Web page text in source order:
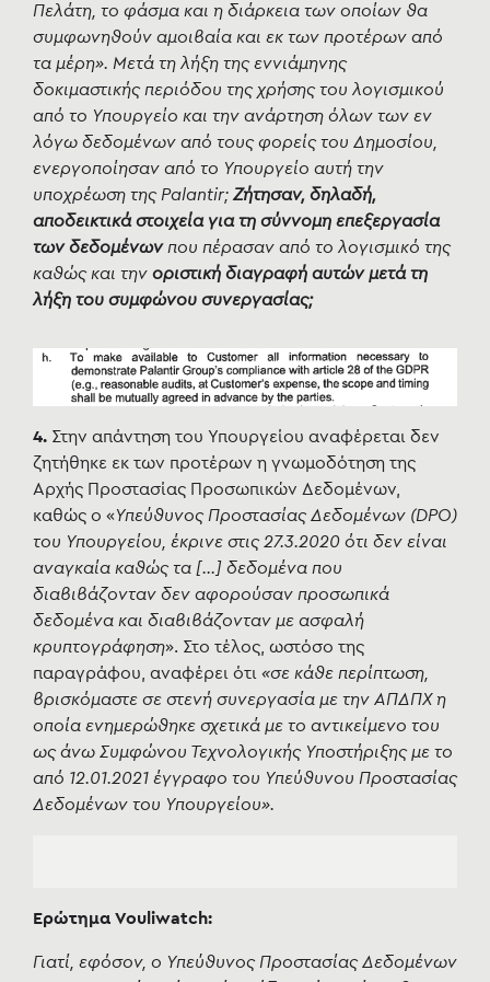
Πελάτη, το φάσμα και η διάρκεια των οποίων θα
συμφωνηθούν αμοιβαία και εκ των προτέρων από
τα μέρη». Μετά τη λήξη της εννιάμηνης
δοκιμαστικής περιόδου της χρήσης του λογισμικού
από το Υπουργείο και την ανάρτηση όλων των εν
λόγω δεδομένων από τους φορείς του Δημοσίου,
ενεργοποίησαν από το Υπουργείο αυτή την
υποχρέωση της Palantir;Ζήτησαν, δηλαδή,
αποδεικτικά στοιχεία για τη σύννομη επεξεργασία
των δεδομένωνπου πέρασαν από το λογισμικό της
καθώς και την οριστική διαγραφή αυτών μετά τη
λήξη του συμφώνου συνεργασίας;
4. Στην απάντηση του Υπουργείου αναφέρεται δεν
ζητήθηκε εκ των προτέρων η γνωμοδότηση της
Αρχής Προστασίας Προσωπικών Δεδομένων,
καθώς ο «Υπεύθυνος Προστασίας Δεδομένων (DPO)
του Υπουργείου, έκρινε στις 27.3.2020 ότι δεν είναι
αναγκαία καθώς τα [...] δεδομένα που
διαβιβάζονταν δεν αφορούσαν προσωπικά
δεδομένα και διαβιβάζονταν με ασφαλή
κρυπτογράφηση». Στο τέλος, ωστόσο της
παραγράφου, αναφέρει ότι «σε κάθε περίπτωση,
βρισκόμαστε σε στενή συνεργασία με την ΑΠΔΠΧ η
οποία ενημερώθηκε σχετικά με το αντικείμενο του
ως άνω Συμφώνου Τεχνολογικής Υποστήριξης με το
από 12.01.2021 έγγραφο του Υπεύθυνου Προστασίας
Δεδομένων του Υπουργείου».
Ερώτημα Vouliwatch:
Γιατί, εφόσον, ο Υπεύθυνος Προστασίας Δεδομένων